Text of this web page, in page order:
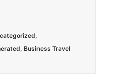
,
, Business Travel